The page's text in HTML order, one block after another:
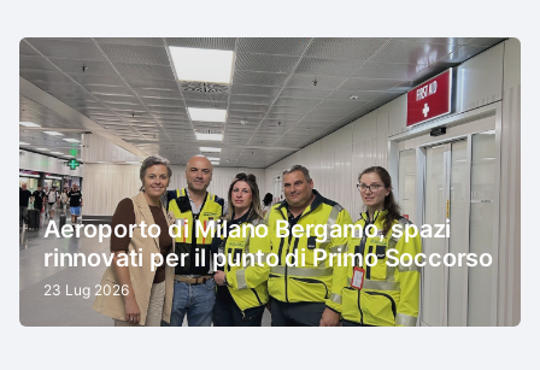
Aeroporto di Milano Bergamo, spazi
rinnovati per il punto di Primo Soccorso
23 Lug 2026